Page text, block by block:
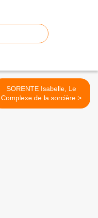
SORENTE Isabelle, Le
Complexe de la sorcière >